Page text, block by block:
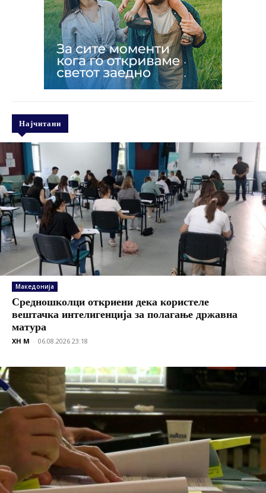
Најчитани
Македонија
Средношколци откриени дека користеле
вештачка интелигенција за полагање државна
матура
XH M - 06.08.2026 23:18